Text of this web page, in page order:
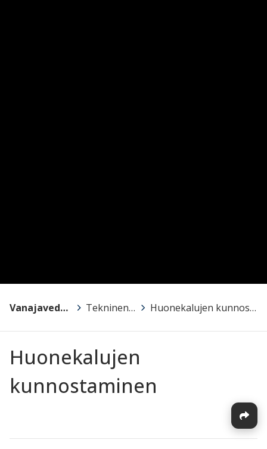
Vanajaveden Opisto > Tekninen käsityö > Huonekalujen kunnostaminen
Huonekalujen
kunnostaminen